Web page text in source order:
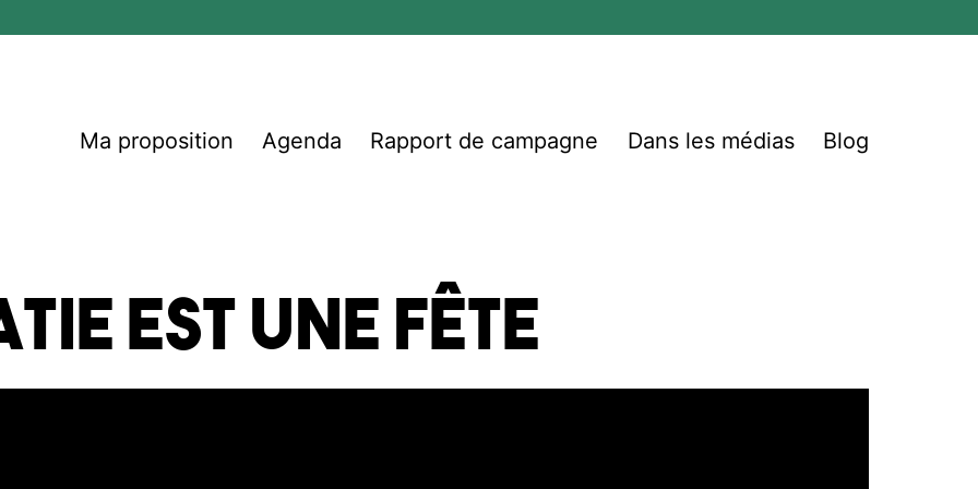
Ma proposition Agenda Rapport de campagne Dans les médias Blog
est une fête